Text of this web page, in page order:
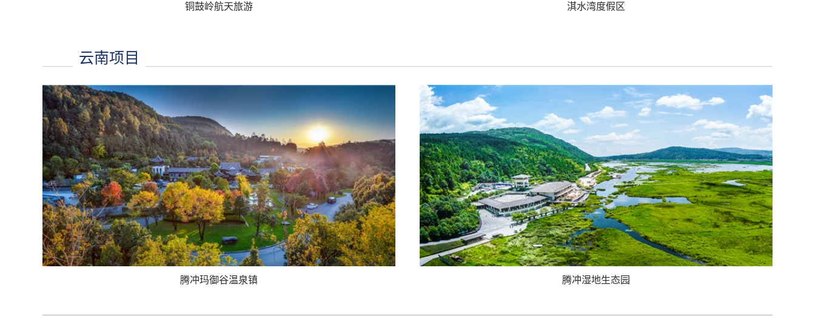
铜鼓岭航天旅游 淇水湾度假区
云南项目
腾冲玛御谷温泉镇 腾冲湿地生态园